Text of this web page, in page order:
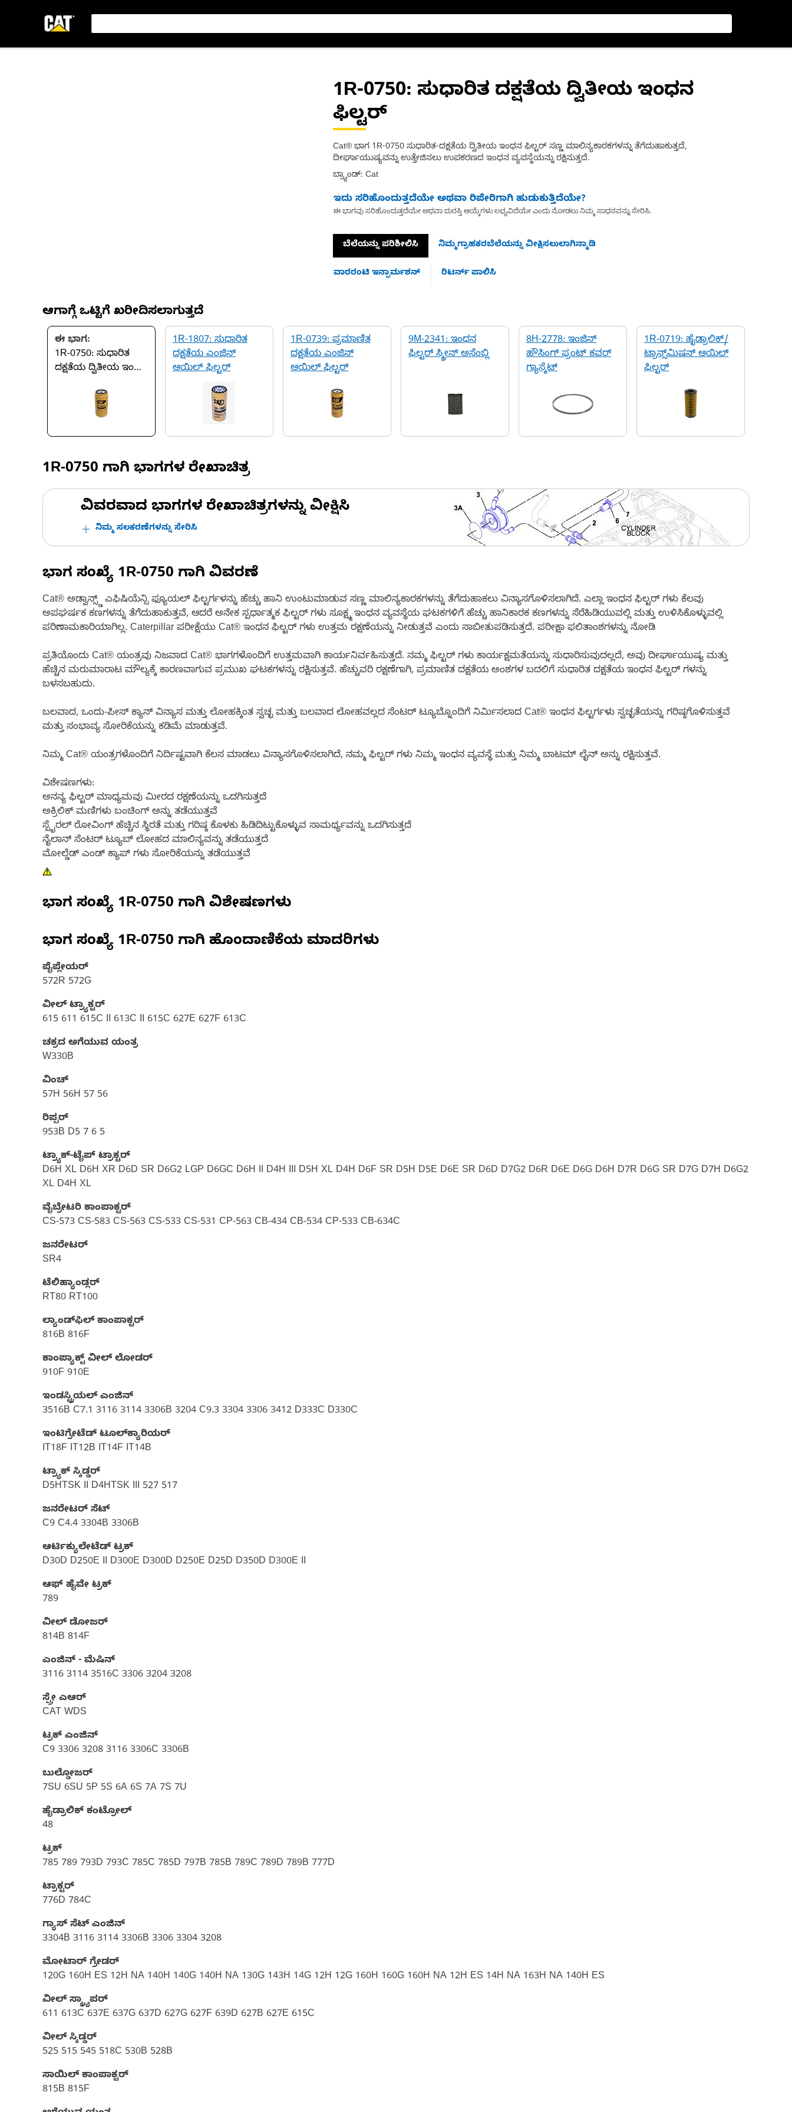
1R-0750: ಸುಧಾರಿತ ದಕ್ಷತೆಯ ದ್ವಿತೀಯ ಇಂಧನ
ಫಿಲ್ಟರ್
Cat® ಭಾಗ 1R-0750 ಸುಧಾರಿತ-ದಕ್ಷತೆಯ ದ್ವಿತೀಯ ಇಂಧನ ಫಿಲ್ಟರ್ ಸಣ್ಣ ಮಾಲಿನ್ಯಕಾರಕಗಳನ್ನು ತೆಗೆದುಹಾಕುತ್ತದೆ,
ದೀರ್ಘಾಯುಷ್ಯವನ್ನು ಉತ್ತೇಜಿಸಲು ಉಪಕರಣದ ಇಂಧನ ವ್ಯವಸ್ಥೆಯನ್ನು ರಕ್ಷಿಸುತ್ತದೆ.
ಬ್ರ್ಯಾಂಡ್: Cat
ಇದು ಸರಿಹೊಂದುತ್ತದೆಯೇ ಅಥವಾ ರಿಪೇರಿಗಾಗಿ ಹುಡುಕುತ್ತಿದೆಯೇ?
ಈ ಭಾಗವು ಸರಿಹೊಂದುತ್ತದೆಯೇ ಅಥವಾ ದುರಸ್ತಿ ಆಯ್ಕೆಗಳು ಲಭ್ಯವಿದೆಯೇ ಎಂದು ನೋಡಲು ನಿಮ್ಮ ಸಾಧನವನ್ನು ಸೇರಿಸಿ.
ಬೆಲೆಯನ್ನು ಪರಿಶೀಲಿಸಿ ನಿಮ್ಮಗ್ರಾಹಕರಬೆಲೆಯನ್ನು ವೀಕ್ಷಿಸಲುಲಾಗಿನ್ಮಾಡಿ
ವಾರರಂಟಿ ಇನ್ಫಾರ್ಮಶನ್ ರಿಟರ್ನ್ ಪಾಲಿಸಿ
ಆಗಾಗ್ಗೆ ಒಟ್ಟಿಗೆ ಖರೀದಿಸಲಾಗುತ್ತದೆ
ಈ ಭಾಗ:
1R-0750: ಸುಧಾರಿತ
ದಕ್ಷತೆಯ ದ್ವಿತೀಯ ಇಂಧನ
1R-1807: ಸುಧಾರಿತ
ದಕ್ಷತೆಯ ಎಂಜಿನ್
ಆಯಿಲ್ ಫಿಲ್ಟರ್
1R-0739: ಪ್ರಮಾಣಿತ
ದಕ್ಷತೆಯ ಎಂಜಿನ್
ಆಯಿಲ್ ಫಿಲ್ಟರ್
9M-2341: ಇಂಧನ
ಫಿಲ್ಟರ್ ಸ್ಕ್ರೀನ್ ಅಸೆಂಬ್ಲಿ
8H-2778: ಇಂಜಿನ್
ಹೌಸಿಂಗ್ ಫ್ರಂಟ್ ಕವರ್
ಗ್ಯಾಸ್ಕೆಟ್
1R-0719: ಹೈಡ್ರಾಲಿಕ್/
ಟ್ರಾನ್ಸ್‌ಮಿಷನ್ ಆಯಿಲ್
ಫಿಲ್ಟರ್
1R-0750 ಗಾಗಿ ಭಾಗಗಳ ರೇಖಾಚಿತ್ರ
ವಿವರವಾದ ಭಾಗಗಳ ರೇಖಾಚಿತ್ರಗಳನ್ನು ವೀಕ್ಷಿಸಿ
ನಿಮ್ಮ ಸಲಕರಣೆಗಳನ್ನು ಸೇರಿಸಿ
ಭಾಗ ಸಂಖ್ಯೆ 1R-0750 ಗಾಗಿ ವಿವರಣೆ
Cat® ಅಡ್ವಾನ್ಸ್ಡ್ ಎಫಿಷಿಯೆನ್ಸಿ ಫ್ಯೂಯಲ್ ಫಿಲ್ಟರ್ಗಳನ್ನು ಹೆಚ್ಚು ಹಾನಿ ಉಂಟುಮಾಡುವ ಸಣ್ಣ ಮಾಲಿನ್ಯಕಾರಕಗಳನ್ನು ತೆಗೆದುಹಾಕಲು ವಿನ್ಯಾಸಗೊಳಿಸಲಾಗಿದೆ. ಎಲ್ಲಾ ಇಂಧನ ಫಿಲ್ಟರ್ ಗಳು ಕೆಲವು
ಅಪಘರ್ಷಕ ಕಣಗಳನ್ನು ತೆಗೆದುಹಾಕುತ್ತವೆ, ಆದರೆ ಅನೇಕ ಸ್ಪರ್ಧಾತ್ಮಕ ಫಿಲ್ಟರ್ ಗಳು ಸೂಕ್ಷ್ಮ ಇಂಧನ ವ್ಯವಸ್ಥೆಯ ಘಟಕಗಳಿಗೆ ಹೆಚ್ಚು ಹಾನಿಕಾರಕ ಕಣಗಳನ್ನು ಸೆರೆಹಿಡಿಯುವಲ್ಲಿ ಮತ್ತು ಉಳಿಸಿಕೊಳ್ಳುವಲ್ಲಿ
ಪರಿಣಾಮಕಾರಿಯಾಗಿಲ್ಲ. Caterpillar ಪರೀಕ್ಷೆಯು Cat® ಇಂಧನ ಫಿಲ್ಟರ್ ಗಳು ಉತ್ತಮ ರಕ್ಷಣೆಯನ್ನು ನೀಡುತ್ತವೆ ಎಂದು ಸಾಬೀತುಪಡಿಸುತ್ತದೆ. ಪರೀಕ್ಷಾ ಫಲಿತಾಂಶಗಳನ್ನು ನೋಡಿ
ಪ್ರತಿಯೊಂದು Cat® ಯಂತ್ರವು ನಿಜವಾದ Cat® ಭಾಗಗಳೊಂದಿಗೆ ಉತ್ತಮವಾಗಿ ಕಾರ್ಯನಿರ್ವಹಿಸುತ್ತದೆ. ನಮ್ಮ ಫಿಲ್ಟರ್ ಗಳು ಕಾರ್ಯಕ್ಷಮತೆಯನ್ನು ಸುಧಾರಿಸುವುದಲ್ಲದೆ, ಅವು ದೀರ್ಘಾಯುಷ್ಯ ಮತ್ತು
ಹೆಚ್ಚಿನ ಮರುಮಾರಾಟ ಮೌಲ್ಯಕ್ಕೆ ಕಾರಣವಾಗುವ ಪ್ರಮುಖ ಘಟಕಗಳನ್ನು ರಕ್ಷಿಸುತ್ತವೆ. ಹೆಚ್ಚುವರಿ ರಕ್ಷಣೆಗಾಗಿ, ಪ್ರಮಾಣಿತ ದಕ್ಷತೆಯ ಅಂಶಗಳ ಬದಲಿಗೆ ಸುಧಾರಿತ ದಕ್ಷತೆಯ ಇಂಧನ ಫಿಲ್ಟರ್ ಗಳನ್ನು
ಬಳಸಬಹುದು.
ಬಲವಾದ, ಒಂದು-ಪೀಸ್ ಕ್ಯಾನ್ ವಿನ್ಯಾಸ ಮತ್ತು ಲೋಹಕ್ಕಿಂತ ಸ್ವಚ್ಛ ಮತ್ತು ಬಲವಾದ ಲೋಹವಲ್ಲದ ಸೆಂಟರ್ ಟ್ಯೂಬ್ನೊಂದಿಗೆ ನಿರ್ಮಿಸಲಾದ Cat® ಇಂಧನ ಫಿಲ್ಟರ್ಗಳು ಸ್ವಚ್ಛತೆಯನ್ನು ಗರಿಷ್ಠಗೊಳಿಸುತ್ತವೆ
ಮತ್ತು ಸಂಭಾವ್ಯ ಸೋರಿಕೆಯನ್ನು ಕಡಿಮೆ ಮಾಡುತ್ತವೆ.
ನಿಮ್ಮ Cat® ಯಂತ್ರಗಳೊಂದಿಗೆ ನಿರ್ದಿಷ್ಟವಾಗಿ ಕೆಲಸ ಮಾಡಲು ವಿನ್ಯಾಸಗೊಳಿಸಲಾಗಿದೆ, ನಮ್ಮ ಫಿಲ್ಟರ್ ಗಳು ನಿಮ್ಮ ಇಂಧನ ವ್ಯವಸ್ಥೆ ಮತ್ತು ನಿಮ್ಮ ಬಾಟಮ್ ಲೈನ್ ಅನ್ನು ರಕ್ಷಿಸುತ್ತವೆ.
ವಿಶೇಷಣಗಳು:
ಅನನ್ಯ ಫಿಲ್ಟರ್ ಮಾಧ್ಯಮವು ಮೀರದ ರಕ್ಷಣೆಯನ್ನು ಒದಗಿಸುತ್ತದೆ
ಅಕ್ರಿಲಿಕ್ ಮಣಿಗಳು ಬಂಚಿಂಗ್ ಅನ್ನು ತಡೆಯುತ್ತವೆ
ಸ್ಪೈರಲ್ ರೋವಿಂಗ್ ಹೆಚ್ಚಿನ ಸ್ಥಿರತೆ ಮತ್ತು ಗರಿಷ್ಠ ಕೊಳಕು ಹಿಡಿದಿಟ್ಟುಕೊಳ್ಳುವ ಸಾಮರ್ಥ್ಯವನ್ನು ಒದಗಿಸುತ್ತದೆ
ನೈಲಾನ್ ಸೆಂಟರ್ ಟ್ಯೂಬ್ ಲೋಹದ ಮಾಲಿನ್ಯವನ್ನು ತಡೆಯುತ್ತದೆ
ಮೋಲ್ಡೆಡ್ ಎಂಡ್ ಕ್ಯಾಪ್ ಗಳು ಸೋರಿಕೆಯನ್ನು ತಡೆಯುತ್ತವೆ
ಭಾಗ ಸಂಖ್ಯೆ 1R-0750 ಗಾಗಿ ವಿಶೇಷಣಗಳು
ಭಾಗ ಸಂಖ್ಯೆ 1R-0750 ಗಾಗಿ ಹೊಂದಾಣಿಕೆಯ ಮಾದರಿಗಳು
ಪೈಪ್ಲೇಯರ್
572R 572G
ವೀಲ್ ಟ್ರ್ಯಾಕ್ಟರ್‌
615 611 615C II 613C II 615C 627E 627F 613C
ಚಕ್ರದ ಅಗೆಯುವ ಯಂತ್ರ
W330B
ವಿಂಚ್
57H 56H 57 56
ರಿಪ್ಪರ್
953B D5 7 6 5
ಟ್ರ್ಯಾಕ್-ಟೈಪ್ ಟ್ರಾಕ್ಟರ್
D6H XL D6H XR D6D SR D6G2 LGP D6GC D6H II D4H III D5H XL D4H D6F SR D5H D5E D6E SR D6D D7G2 D6R D6E D6G D6H D7R D6G SR D7G D7H D6G2
XL D4H XL
ವೈಬ್ರೇಟರಿ ಕಾಂಪಾಕ್ಟರ್‌
CS-573 CS-583 CS-563 CS-533 CS-531 CP-563 CB-434 CB-534 CP-533 CB-634C
ಜನರೇಟರ್
SR4
ಟೆಲಿಹ್ಯಾಂಡ್ಲರ್
RT80 RT100
ಲ್ಯಾಂಡ್‌ಫಿಲ್‌ ಕಾಂಪಾಕ್ಟರ್
816B 816F
ಕಾಂಪ್ಯಾಕ್ಟ್ ವೀಲ್ ಲೋಡರ್
910F 910E
ಇಂಡಸ್ಟ್ರಿಯಲ್ ಎಂಜಿನ್
3516B C7.1 3116 3114 3306B 3204 C9.3 3304 3306 3412 D333C D330C
ಇಂಟಿಗ್ರೇಟೆಡ್ ಟೂಲ್‌ಕ್ಯಾರಿಯರ್‌
IT18F IT12B IT14F IT14B
ಟ್ರ್ಯಾಕ್ ಸ್ಕಿಡ್ಡರ್
D5HTSK II D4HTSK III 527 517
ಜನರೇಟರ್ ಸೆಟ್‌
C9 C4.4 3304B 3306B
ಆರ್ಟಿಕ್ಯುಲೇಟೆಡ್ ಟ್ರಕ್
D30D D250E II D300E D300D D250E D25D D350D D300E II
ಆಫ್ ಹೈವೇ ಟ್ರಕ್​
789
ವೀಲ್ ಡೋಜರ್​
814B 814F
ಎಂಜಿನ್ - ಮೆಷಿನ್
3116 3114 3516C 3306 3204 3208
ಸ್ಪ್ರೇ ಎಆರ್
CAT WDS
ಟ್ರಕ್ ಎಂಜಿನ್
C9 3306 3208 3116 3306C 3306B
ಬುಲ್ಡೋಜರ್
7SU 6SU 5P 5S 6A 6S 7A 7S 7U
ಹೈಡ್ರಾಲಿಕ್ ಕಂಟ್ರೋಲ್
48
ಟ್ರಕ್
785 789 793D 793C 785C 785D 797B 785B 789C 789D 789B 777D
ಟ್ರಾಕ್ಟರ್
776D 784C
ಗ್ಯಾಸ್‌ ಸೆಟ್‌ ಎಂಜಿನ್
3304B 3116 3114 3306B 3306 3304 3208
ಮೋಟಾರ್ ಗ್ರೇಡರ್
120G 160H ES 12H NA 140H 140G 140H NA 130G 143H 14G 12H 12G 160H 160G 160H NA 12H ES 14H NA 163H NA 140H ES
ವೀಲ್ ಸ್ಕ್ರ್ಯಾಪರ್
611 613C 637E 637G 637D 627G 627F 639D 627B 627E 615C
ವೀಲ್ ಸ್ಕಿಡ್ಡರ್
525 515 545 518C 530B 528B
ಸಾಯಿಲ್ ಕಾಂಪಾಕ್ಟರ್
815B 815F